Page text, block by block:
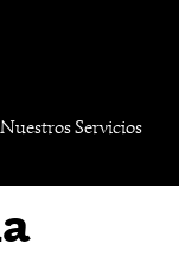
Nuestros Servicios